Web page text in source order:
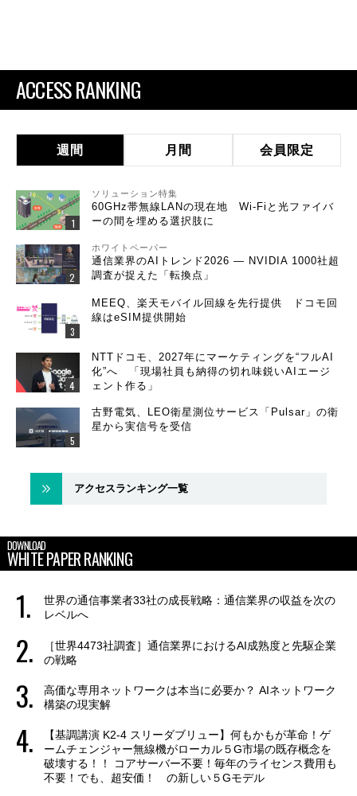
ACCESS RANKING
週間 月間 会員限定
ソリューション特集
60GHz帯無線LANの現在地 Wi-Fiと光ファイバ
ーの間を埋める選択肢に
ホワイトペーパー
通信業界のAIトレンド2026 ― NVIDIA 1000社超
調査が捉えた「転換点」
MEEQ、楽天モバイル回線を先行提供 ドコモ回
線はeSIM提供開始
NTTドコモ、2027年にマーケティングを“フルAI
化”へ 「現場社員も納得の切れ味鋭いAIエージ
ェント作る」
古野電気、LEO衛星測位サービス「Pulsar」の衛
星から実信号を受信
アクセスランキング一覧
DOWNLOAD
WHITE PAPER RANKING
世界の通信事業者33社の成長戦略：通信業界の収益を次の
レベルへ
［世界4473社調査］通信業界におけるAI成熟度と先駆企業
の戦略
高価な専用ネットワークは本当に必要か？ AIネットワーク
構築の現実解
【基調講演 K2-4 スリーダブリュー】何もかもが革命！ゲ
ームチェンジャー無線機がローカル５G市場の既存概念を
破壊する！！ コアサーバー不要！毎年のライセンス費用も
不要！でも、超安価！ の新しい５Gモデル